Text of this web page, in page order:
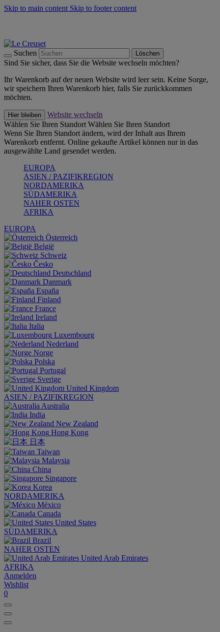
Skip to main content Skip to footer content
Suchen Löschen
Sind Sie sicher, dass Sie die Website wechseln möchten?
Ihr Warenkorb auf der neuen Website wird leer sein. Keine Sorge,
wir speichern Ihren Warenkorb hier, falls Sie zurückkommen
möchten.
Hier bleiben
Website wechseln
Wählen Sie Ihren Standort Wählen Sie Ihren Standort
Wenn Sie Ihren Standort ändern, wird der Inhalt aus Ihrem
Warenkorb entfernt. Online gekaufte Artikel können nur in das
ausgewählte Land gesendet werden.
EUROPA
ASIEN / PAZIFIKREGION
NORDAMERIKA
SÜDAMERIKA
NAHER OSTEN
AFRIKA
EUROPA
Österreich
België
Schweiz
Česko
Deutschland
Danmark
España
Finland
France
Ireland
Italia
Luxembourg
Nederland
Norge
Polska
Portugal
Sverige
United Kingdom
ASIEN / PAZIFIKREGION
Australia
India
New Zealand
Hong Kong
日本
Taiwan
Malaysia
China
Singapore
Korea
NORDAMERIKA
México
Canada
United States
SÜDAMERIKA
Brazil
NAHER OSTEN
United Arab Emirates
AFRIKA
Anmelden
Wishlist
0